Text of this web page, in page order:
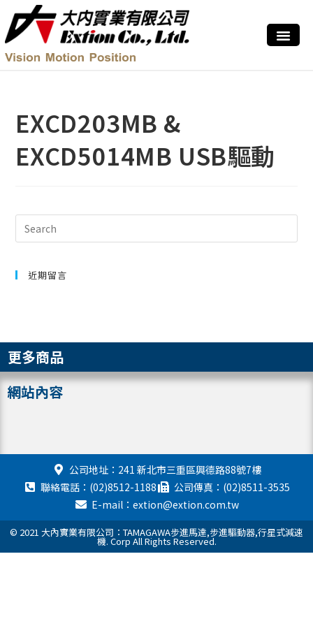
EXCD203MB &
EXCD5014MB USB驅動
近期留言
更多商品
網站內容
公司地址：241 新北市三重區興德路88號7樓
聯絡電話：(02)8512-1188
公司傳真：(02)8511-3535
E-mail：extion@extion.com.tw
© 2021 大內實業有限公司：TAMAGAWA步進馬達,步進驅動器,行星式減速
機. Corp All Rights Reserved.